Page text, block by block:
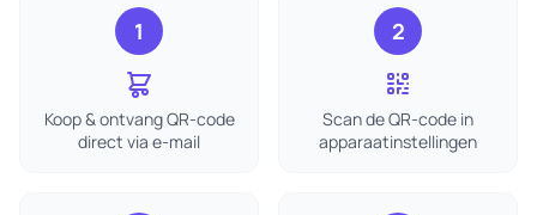
1
Koop & ontvang QR-code
direct via e-mail
2
Scan de QR-code in
apparaatinstellingen